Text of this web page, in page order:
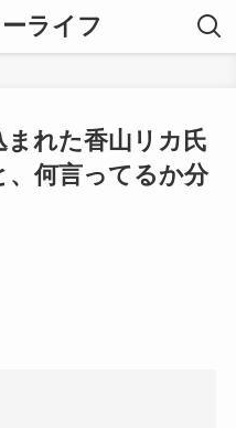
ライフ
れた香山リカ氏
何言ってるか分